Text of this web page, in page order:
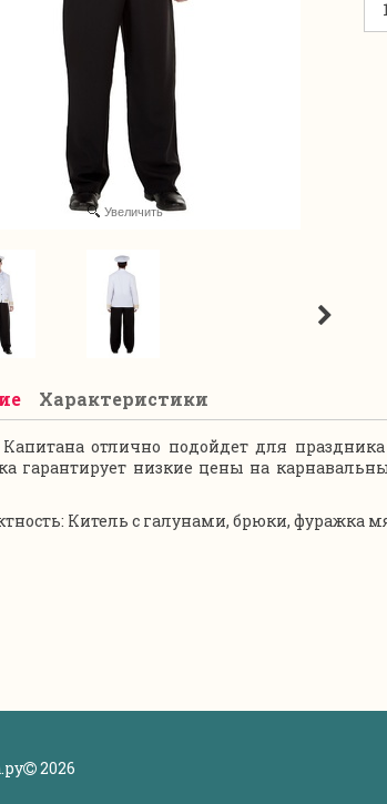
Увеличить
Характеристики
отлично подойдет для
гарантирует низкие цены на
Китель с галунами, брюки, фуражка
2026